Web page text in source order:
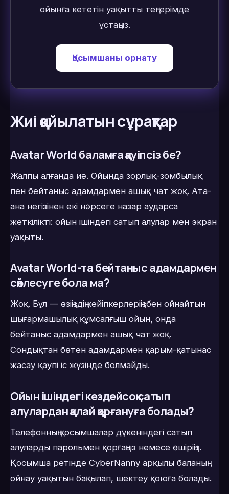
ойынға кететін уақытты теңгерімде
ұстаңыз.
Қосымшаны орнату
Жиі қойылатын сұрақтар
Avatar World баламға қауіпсіз бе?
Жалпы алғанда иә. Ойында зорлық-зомбылық
пен бейтаныс адамдармен ашық чат жоқ. Ата-
ана негізінен екі нәрсеге назар аударса
жеткілікті: ойын ішіндегі сатып алулар мен экран
уақыты.
Avatar World-та бейтаныс адамдармен
сөйлесуге бола ма?
Жоқ. Бұл — өзіңіздің кейіпкерлеріңізбен ойнайтын
шығармашылық құмсалғыш ойын, онда
бейтаныс адамдармен ашық чат жоқ.
Сондықтан бөтен адамдармен қарым-қатынас
жасау қаупі іс жүзінде болмайды.
Ойын ішіндегі кездейсоқ сатып
алулардан қалай қорғануға болады?
Телефонның қосымшалар дүкеніндегі сатып
алуларды парольмен қорғаңыз немесе өшіріңіз.
Қосымша ретінде CyberNanny арқылы баланың
ойнау уақытын бақылап, шектеу қоюға болады.